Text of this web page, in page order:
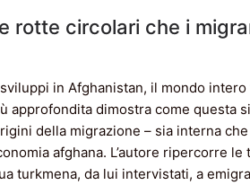
rotte circolari che i
in Afghanistan, il mondo
approfondita dimostra come questa
della migrazione – sia interna
afghana. L’autore ripercorre
turkmena, da lui intervistati, a